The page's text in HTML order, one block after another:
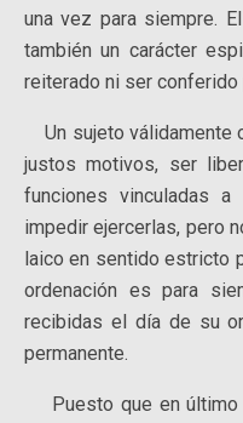
una vez para siempre.
también un carácter
reiterado ni ser conferido
Un sujeto válidamente
justos motivos, ser
funciones vinculadas
impedir ejercerlas, pero
laico en sentido estricto
ordenación es para
recibidas el día de su
permanente.
Puesto que en último